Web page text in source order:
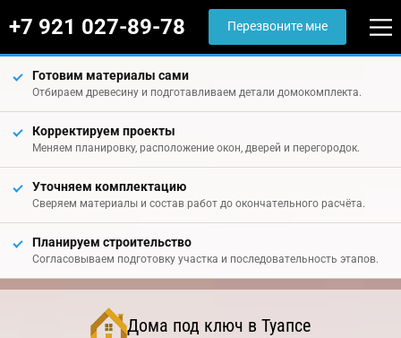
+7 921 027-89-78 Перезвоните мне
Готовим материалы сами
Отбираем древесину и подготавливаем детали домокомплекта.
Корректируем проекты
Меняем планировку, расположение окон, дверей и перегородок.
Уточняем комплектацию
Сверяем материалы и состав работ до окончательного расчёта.
Планируем строительство
Согласовываем подготовку участка и последовательность этапов.
Дома под ключ в Туапсе